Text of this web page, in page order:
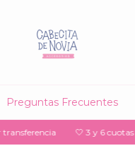
Preguntas Frecuentes
🤍 3 y 6 cuotas sin interés